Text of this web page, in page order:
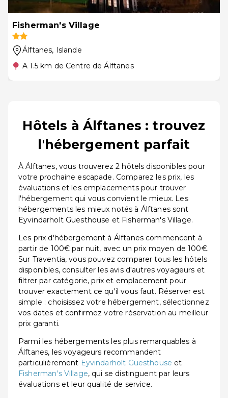
Fisherman's Village
Álftanes, Islande
A 1.5 km de Centre de Álftanes
Hôtels à Álftanes : trouvez
l'hébergement parfait
À Álftanes, vous trouverez 2 hôtels disponibles pour
votre prochaine escapade. Comparez les prix, les
évaluations et les emplacements pour trouver
l'hébergement qui vous convient le mieux. Les
hébergements les mieux notés à Álftanes sont
Eyvindarholt Guesthouse et Fisherman's Village.
Les prix d'hébergement à Álftanes commencent à
partir de 100€ par nuit, avec un prix moyen de 100€.
Sur Traventia, vous pouvez comparer tous les hôtels
disponibles, consulter les avis d'autres voyageurs et
filtrer par catégorie, prix et emplacement pour
trouver exactement ce qu'il vous faut. Réserver est
simple : choisissez votre hébergement, sélectionnez
vos dates et confirmez votre réservation au meilleur
prix garanti.
Parmi les hébergements les plus remarquables à
Álftanes, les voyageurs recommandent
particulièrement Eyvindarholt Guesthouse et
Fisherman's Village, qui se distinguent par leurs
évaluations et leur qualité de service.